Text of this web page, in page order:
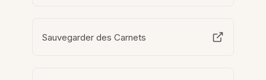
Sauvegarder des Carnets